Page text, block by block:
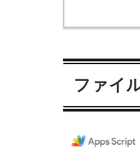
ファイ